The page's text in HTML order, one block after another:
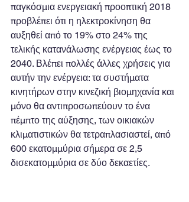
παγκόσμια ενεργειακή προοπτική 2018
προβλέπει ότι η ηλεκτροκίνηση θα
αυξηθεί από το 19% στο 24% της
τελικής κατανάλωσης ενέργειας έως το
2040. Βλέπει πολλές άλλες χρήσεις για
αυτήν την ενέργεια: τα συστήματα
κινητήρων στην κινεζική βιομηχανία και
μόνο θα αντιπροσωπεύουν το ένα
πέμπτο της αύξησης, των οικιακών
κλιματιστικών θα τετραπλασιαστεί, από
600 εκατομμύρια σήμερα σε 2,5
δισεκατομμύρια σε δύο δεκαετίες.